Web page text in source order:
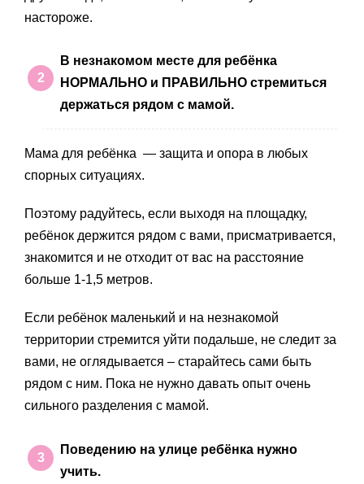
настороже.
В незнакомом месте для ребёнка
НОРМАЛЬНО и ПРАВИЛЬНО стремиться
держаться рядом с мамой.
Мама для ребёнка — защита и опора в любых
спорных ситуациях.
Поэтому радуйтесь, если выходя на площадку,
ребёнок держится рядом с вами, присматривается,
знакомится и не отходит от вас на расстояние
больше 1-1,5 метров.
Если ребёнок маленький и на незнакомой
территории стремится уйти подальше, не следит за
вами, не оглядывается – старайтесь сами быть
рядом с ним. Пока не нужно давать опыт очень
сильного разделения с мамой.
Поведению на улице ребёнка нужно
учить.